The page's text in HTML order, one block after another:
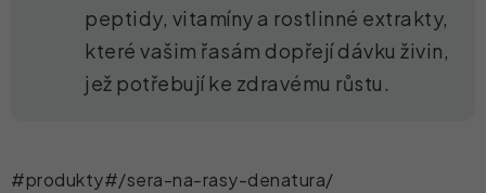
peptidy, vitamíny a rostlinné extrakty,
které vašim řasám dopřejí dávku živin,
jež potřebují ke zdravému růstu.
#produkty#/sera-na-rasy-denatura/